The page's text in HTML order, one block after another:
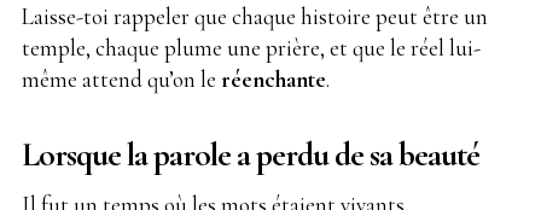
Laisse-toi rappeler que chaque histoire peut être un
temple, chaque plume une prière, et que le réel lui-
même attend qu’on le réenchante.
Lorsque la parole a perdu de sa beauté